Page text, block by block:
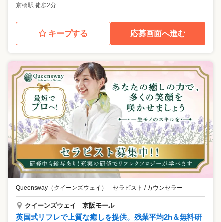
京橋駅 徒歩2分
キープする 応募画面へ進む
Queensway（クイーンズウェイ） ｜ セラピスト / カウンセラー
クイーンズウェイ 京阪モール
英国式リフレで上質な癒しを提供。残業平均2h＆無料研